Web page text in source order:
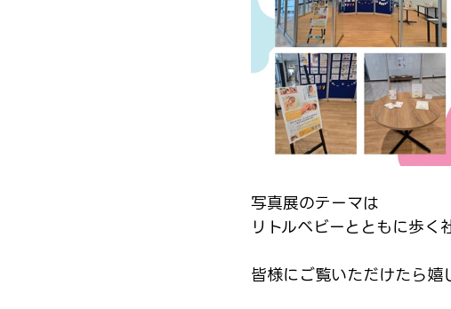
写真展のテーマは
リトルベビーとともに歩
皆様にご覧いただけたら嬉